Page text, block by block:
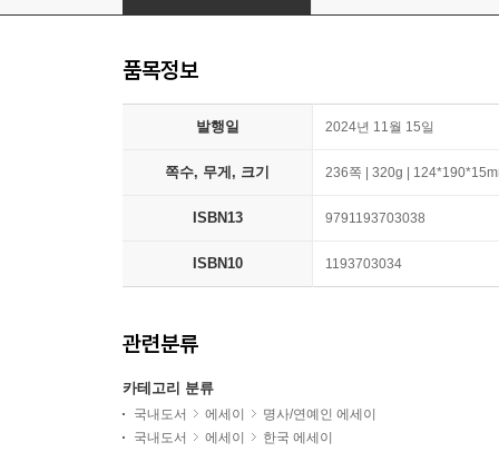
품목정보
발행일 2024년 11월 15일
쪽수, 무게, 크기 236쪽 | 320g |
ISBN13 9791193703038
ISBN10 1193703034
관련분류
카테고리 분류
국내도서 에세이
명사/연예인 에세이
국내도서
에세이
한국 에세이